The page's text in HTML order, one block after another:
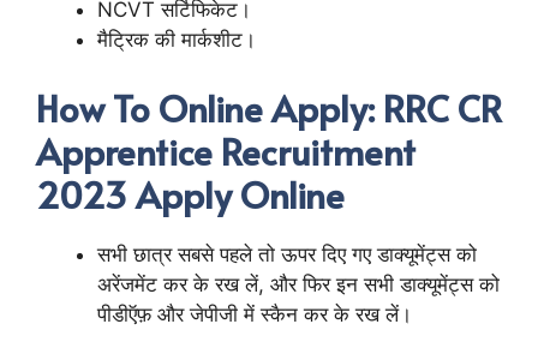
NCVT सर्टिफिकेट।
मैट्रिक की मार्कशीट।
How To Online Apply: RRC CR
Apprentice Recruitment
2023 Apply Online
सभी छात्र सबसे पहले तो ऊपर दिए गए डाक्यूमेंट्स को
अरेंजमेंट कर के रख लें, और फिर इन सभी डाक्यूमेंट्स को
पीडीऍफ़ और जेपीजी में स्कैन कर के रख लें।